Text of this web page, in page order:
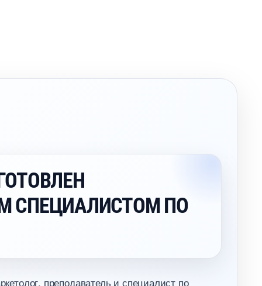
СПЕЦИАЛИСТОМ ПО
преподаватель и специалист по